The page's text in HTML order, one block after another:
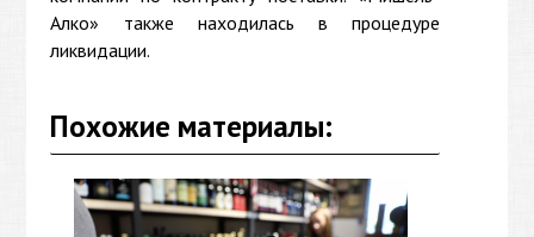
Алко» также находилась в процедуре
ликвидации.
Похожие материалы: